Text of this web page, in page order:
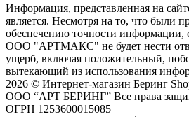
Информация, представленная на
является. Несмотря на то, что были
обеспечению точности информации,
ООО "АРТМАКС" не будет нести
ущерб, включая положительный,
вытекающий из использования
2026 © Интернет-магазин Беринг
ООО “АРТ БЕРИНГ” Все права
ОГРН 1253600015085